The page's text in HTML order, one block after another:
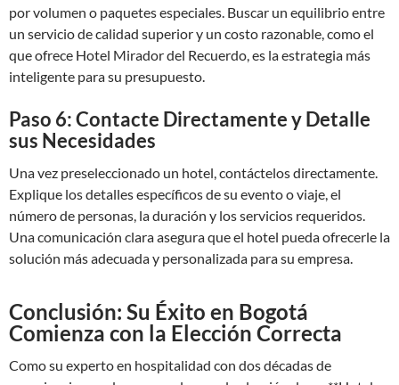
por volumen o paquetes especiales. Buscar un equilibrio entre
un servicio de calidad superior y un costo razonable, como el
que ofrece Hotel Mirador del Recuerdo, es la estrategia más
inteligente para su presupuesto.
Paso 6: Contacte Directamente y Detalle
sus Necesidades
Una vez preseleccionado un hotel, contáctelos directamente.
Explique los detalles específicos de su evento o viaje, el
número de personas, la duración y los servicios requeridos.
Una comunicación clara asegura que el hotel pueda ofrecerle la
solución más adecuada y personalizada para su empresa.
Conclusión: Su Éxito en Bogotá
Comienza con la Elección Correcta
Como su experto en hospitalidad con dos décadas de